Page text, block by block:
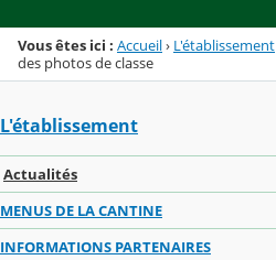
Vous êtes ici : Accueil› L'établissement
des photos de classe
L'établissement
Actualités
MENUS DE LA CANTINE
INFORMATIONS PARTENAIRES